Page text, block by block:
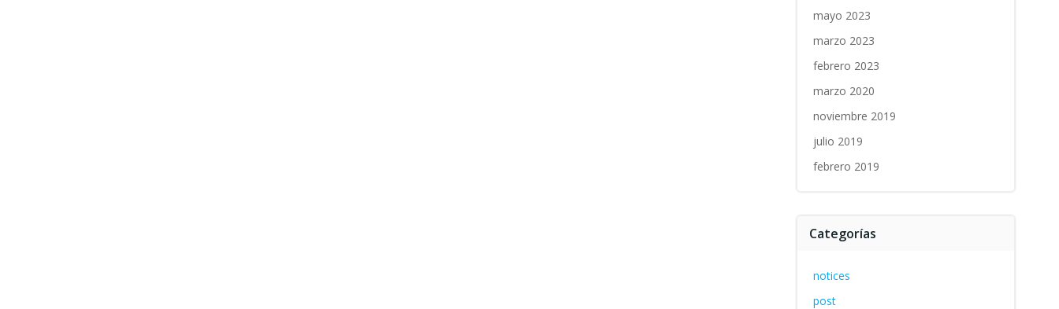
mayo 2023
marzo 2023
febrero 2023
marzo 2020
noviembre 2019
julio 2019
febrero 2019
Categorías
notices
post